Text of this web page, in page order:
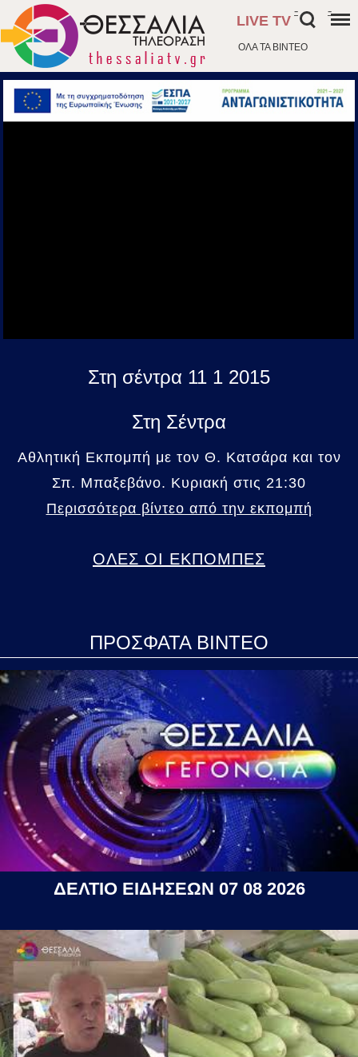
ΟΛΑ ΤΑ ΒΙΝΤΕΟ
LIVE TV
- -
Στη σέντρα 11 1 2015
Στη Σέντρα
Αθλητική Εκπομπή με τον Θ. Κατσάρα και τον
Σπ. Μπαξεβάνο. Κυριακή στις 21:30
Περισσότερα βίντεο από την εκπομπή
ΟΛΕΣ ΟΙ ΕΚΠΟΜΠΕΣ
ΠΡΟΣΦΑΤΑ ΒΙΝΤΕΟ
ΔΕΛΤΙΟ ΕΙΔΗΣΕΩΝ 07 08 2026